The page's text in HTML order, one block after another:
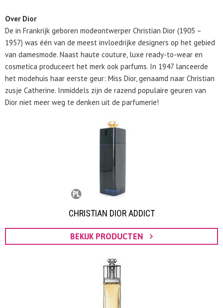
Over Dior
De in Frankrijk geboren modeontwerper Christian Dior (1905 –
1957) was één van de meest invloedrijke designers op het gebied
van damesmode. Naast haute couture, luxe ready-to-wear en
cosmetica produceert het merk ook parfums. In 1947 lanceerde
het modehuis haar eerste geur: Miss Dior, genaamd naar Christian
zusje Catherine. Inmiddels zijn de razend populaire geuren van
Dior niet meer weg te denken uit de parfumerie!
CHRISTIAN DIOR ADDICT
BEKIJK PRODUCTEN